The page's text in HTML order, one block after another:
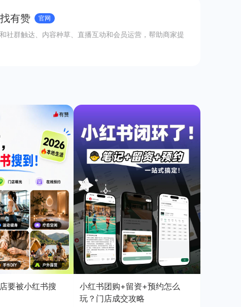
有赞 官网
社群触达、内容种草、直播互动和会员运营，帮助商家提
要被小红书搜
小红书团购+留资+预约怎么
玩？门店成交攻略